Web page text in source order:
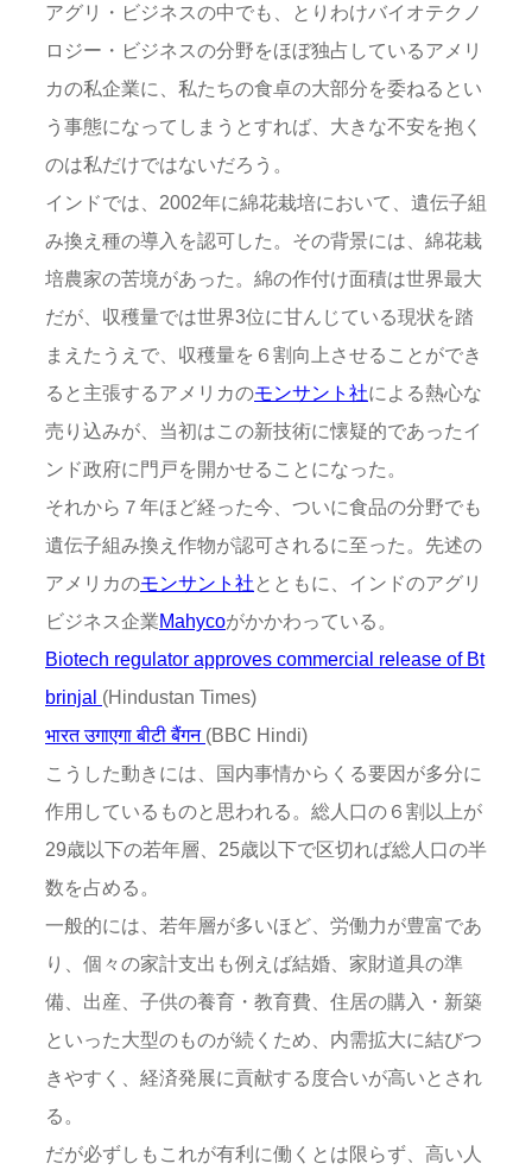
アグリ・ビジネスの中でも、とりわけバイオテクノ
ロジー・ビジネスの分野をほぼ独占しているアメリ
カの私企業に、私たちの食卓の大部分を委ねるとい
う事態になってしまうとすれば、大きな不安を抱く
のは私だけではないだろう。
インドでは、2002年に綿花栽培において、遺伝子組
み換え種の導入を認可した。その背景には、綿花栽
培農家の苦境があった。綿の作付け面積は世界最大
だが、収穫量では世界3位に甘んじている現状を踏
まえたうえで、収穫量を６割向上させることができ
ると主張するアメリカのモンサント社による熱心な
売り込みが、当初はこの新技術に懐疑的であったイ
ンド政府に門戸を開かせることになった。
それから７年ほど経った今、ついに食品の分野でも
遺伝子組み換え作物が認可されるに至った。先述の
アメリカのモンサント社 とともに、インドのアグリ
ビジネス企業Mahycoがかかわっている。
Biotech regulator approves commercial release of Bt
brinjal (Hindustan Times)
भारत उगाएगा बीटी बैंगन (BBC Hindi)
こうした動きには、国内事情からくる要因が多分に
作用しているものと思われる。総人口の６割以上が
29歳以下の若年層、25歳以下で区切れば総人口の半
数を占める。
一般的には、若年層が多いほど、労働力が豊富であ
り、個々の家計支出も例えば結婚、家財道具の準
備、出産、子供の養育・教育費、住居の購入・新築
といった大型のものが続くため、内需拡大に結びつ
きやすく、経済発展に貢献する度合いが高いとされ
る。
だが必ずしもこれが有利に働くとは限らず、高い人